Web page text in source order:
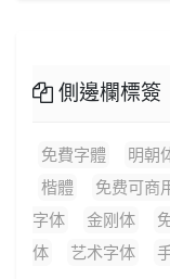
側邊欄標簽
免費字體 明朝
楷體
免费可商
字体
金刚体
体
艺术字体